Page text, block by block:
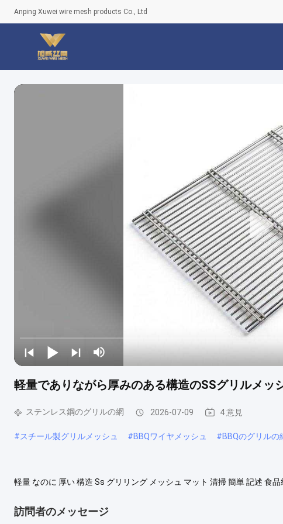
Anping Xuwei wire mesh products Co., Ltd
軽量でありながら厚みのある構造のSSグリルメッ
ステンレス鋼のグリルの網 2026-07-09 4 意見
#スチール製グリルメッシュ #BBQワイヤメッシュ #BBQのグリルの
軽量 なのに 厚い 構造 Ss グリリング メッシュ マット 清掃 簡単 記述 食
られた摩擦防止の表面を備えていますこのグリルメッシュは,金属のタ
し洗い,... もっと見る
訪問者のメッセージ